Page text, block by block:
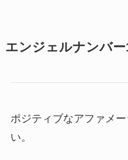
エンジェルナンバー
ポジティブなアファメ
い。